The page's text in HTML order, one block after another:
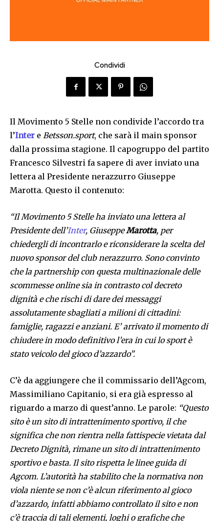
Condividi
Il Movimento 5 Stelle non condivide l’accordo tra
l’Inter e Betsson.sport, che sarà il main sponsor
dalla prossima stagione. Il capogruppo del partito
Francesco Silvestri fa sapere di aver inviato una
lettera al Presidente nerazzurro Giuseppe
Marotta. Questo il contenuto:
“Il Movimento 5 Stelle ha inviato una lettera al
Presidente dell’Inter, GiuseppeMarotta, per
chiedergli di incontrarlo e riconsiderare la scelta del
nuovo sponsor del club nerazzurro. Sono convinto
che la partnership con questa multinazionale delle
scommesse online sia in contrasto col decreto
dignità e che rischi di dare dei messaggi
assolutamente sbagliati a milioni di cittadini:
famiglie, ragazzi e anziani. E’ arrivato il momento di
chiudere in modo definitivo l’era in cui lo sport è
stato veicolo del gioco d’azzardo”.
C’è da aggiungere che il commissario dell’Agcom,
Massimiliano Capitanio, si era già espresso al
riguardo a marzo di quest’anno. Le parole: “Questo
sito è un sito di intrattenimento sportivo, il che
significa che non rientra nella fattispecie vietata dal
Decreto Dignità, rimane un sito di intrattenimento
sportivo e basta. Il sito rispetta le linee guida di
Agcom. L’autorità ha stabilito che la normativa non
viola niente se non c’è alcun riferimento al gioco
d’azzardo, infatti abbiamo controllato il sito e non
c’è traccia di tali elementi, loghi o grafiche che